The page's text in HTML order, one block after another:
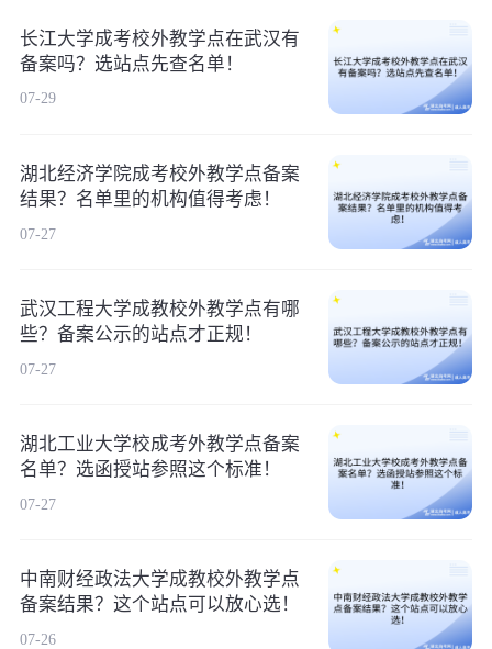
长江大学成考校外教学点在武汉有
备案吗？选站点先查名单！
07-29
湖北经济学院成考校外教学点备案
结果？名单里的机构值得考虑！
07-27
武汉工程大学成教校外教学点有哪
些？备案公示的站点才正规！
07-27
湖北工业大学校成考外教学点备案
名单？选函授站参照这个标准！
07-27
中南财经政法大学成教校外教学点
备案结果？这个站点可以放心选！
07-26